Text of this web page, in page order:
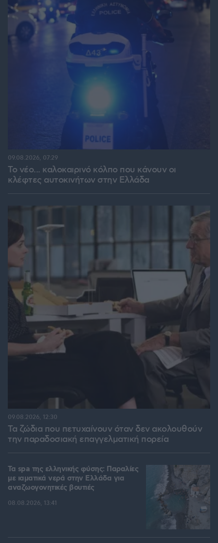
Το νέο... καλοκαιρινό κόλπο που κάνουν οι
κλέφτες αυτοκινήτων στην Ελλάδα
09.08.2026, 07:29
Τα ζώδια που πετυχαίνουν όταν δεν ακολουθούν
την παραδοσιακή επαγγελματική πορεία
09.08.2026, 12:30
Τα spa της ελληνικής φύσης: Παραλίες
με ιαματικά νερά στην Ελλάδα για
αναζωογονητικές βουτιές
08.08.2026, 13:41